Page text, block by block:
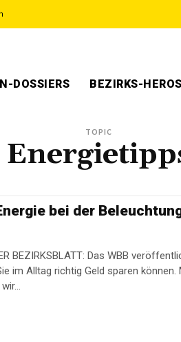
DOSSIERS BEZIRKS-HEROS
TOPIC
bei der
BEZIRKSBLATT: Das WBB
im Alltag richtig Geld sparen können.
wir...